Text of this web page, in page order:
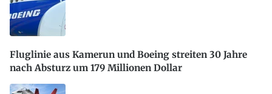
Fluglinie aus Kamerun und Boeing streiten 30 Jahre
nach Absturz um 179 Millionen Dollar